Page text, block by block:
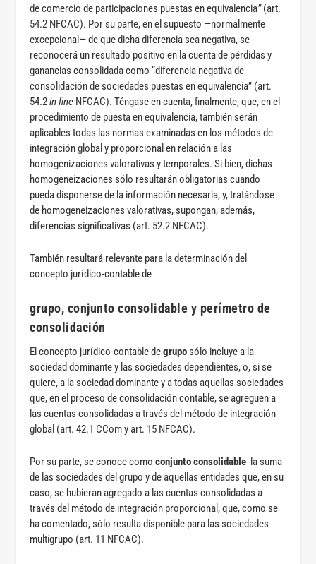
de comercio de participaciones puestas en equivalencia”(art.
54.2 NFCAC). Por su parte, en el supuesto —normalmente
excepcional— de que dicha diferencia sea negativa, se
reconocerá un resultado positivo en la cuenta de pérdidas y
ganancias consolidada como “diferencia negativa de
consolidación de sociedades puestas en equivalencia” (art.
54.2in fine NFCAC). Téngase en cuenta, finalmente, que, en el
procedimiento de puesta en equivalencia, también serán
aplicables todas las normas examinadas en los métodos de
integración global y proporcional en relación a las
homogenizaciones valorativas y temporales. Si bien, dichas
homogeneizaciones sólo resultarán obligatorias cuando
pueda disponerse de la información necesaria, y, tratándose
de homogeneizaciones valorativas, supongan, además,
diferencias significativas (art. 52.2 NFCAC).
También resultará relevante para la determinación del
concepto jurídico-contable de
grupo, conjunto consolidable y perímetro de
consolidación
El concepto jurídico-contable degruposólo incluye a la
sociedad dominante y las sociedades dependientes, o, si se
quiere, a la sociedad dominante y a todas aquellas sociedades
que, en el proceso de consolidación contable, se agreguen a
las cuentas consolidadas a través del método de integración
global (art. 42.1 CCom y art. 15 NFCAC).
Por su parte, se conoce como conjunto consolidable la suma
de las sociedades del grupo y de aquellas entidades que, en su
caso, se hubieran agregado a las cuentas consolidadas a
través del método de integración proporcional, que, como se
ha comentado, sólo resulta disponible para las sociedades
multigrupo (art. 11 NFCAC).